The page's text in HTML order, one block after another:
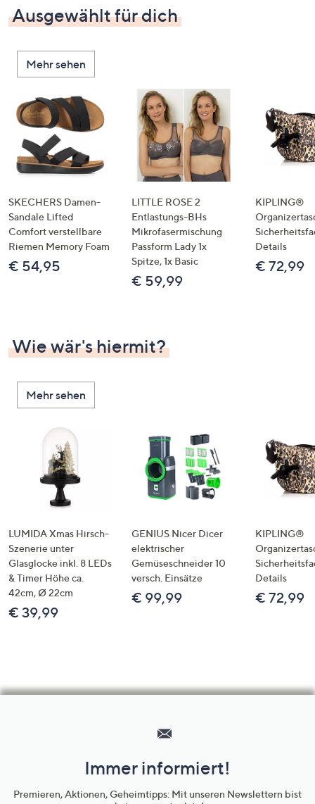
Ausgewählt für dich
Mehr sehen
SKECHERS Damen-
Sandale Lifted
Comfort verstellbare
Riemen Memory Foam
€ 54,95
LITTLE ROSE 2
Entlastungs-BHs
Mikrofasermischung
Passform Lady 1x
Spitze, 1x Basic
€ 59,99
KIPLING®
Details
€ 72,99
Wie wär's hiermit?
Mehr sehen
LUMIDA Xmas Hirsch-
Szenerie unter
Glasglocke inkl. 8 LEDs
& Timer Höhe ca.
42cm, Ø 22cm
€ 39,99
GENIUS Nicer Dicer
elektrischer
Gemüseschneider 10
versch. Einsätze
€ 99,99
KIPLING®
Details
€ 72,99
Unternehmensinformationen
Immer informiert!
Premieren, Aktionen, Geheimtipps: Mit unseren Newslettern bist